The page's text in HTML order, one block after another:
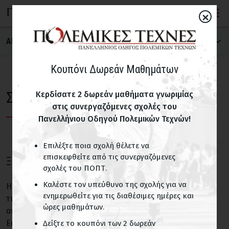
ΑΝΑΖΗΤΗΣΗ ΣΧΟΛΗΣ
ΠΑΙΔΙΚΑ ΤΜΗΜΑΤΑ
Σχολές με παιδικά τμήματα
ΟΝΟΜΑ ΣΧΟΛΗΣ
Σχολές Ξιφασκία
Ξιφασκία
Η ξιφασκία είναι ένα σύγχρονο, σύνθετο άθλημα, που με
τη σημερινή του μορφή έχει ιστορία πέντε περίπου
αιώνων. Στις αρχές του 16ου αιώνα εμφανίζονται στην
Ευρώπη, οι πρώτες σχολές οπλομαχίας και τα πρώτα
×
Κουπόνι Δωρεάν Μαθημάτων
Κερδίσατε 2 δωρεάν μαθήματα γνωριμίας
στις συνεργαζόμενες σχολές του
Πανελλήνιου Οδηγού Πολεμικών Τεχνών!
Επιλέξτε ποια σχολή θέλετε να
επισκεφθείτε από τις συνεργαζόμενες
σχολές του ΠΟΠΤ.
Καλέστε τον υπεύθυνο της σχολής για να
ενημερωθείτε για τις διαθέσιμες ημέρες και
ώρες μαθημάτων.
Δείξτε το κουπόνι των 2 δωρεάν